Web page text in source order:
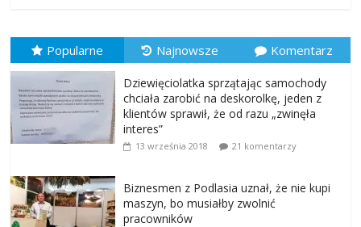
Popularne Najnowsze Komentarz
Dziewięciolatka sprzątając samochody
chciała zarobić na deskorolkę, jeden z
klientów sprawił, że od razu „zwinęła
interes”
13 września 2018 21 komentarzy
Biznesmen z Podlasia uznał, że nie kupi
maszyn, bo musiałby zwolnić
pracowników